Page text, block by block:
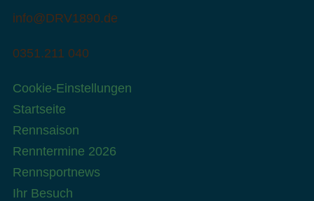
info@DRV1890.de
0351.211 040
Cookie-Einstellungen
Startseite
Rennsaison
Renntermine 2026
Rennsportnews
Ihr Besuch